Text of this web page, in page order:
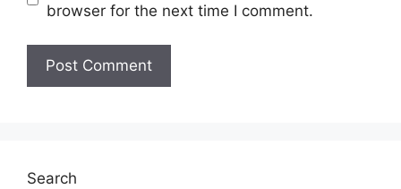
browser for the next time I comment.
Search